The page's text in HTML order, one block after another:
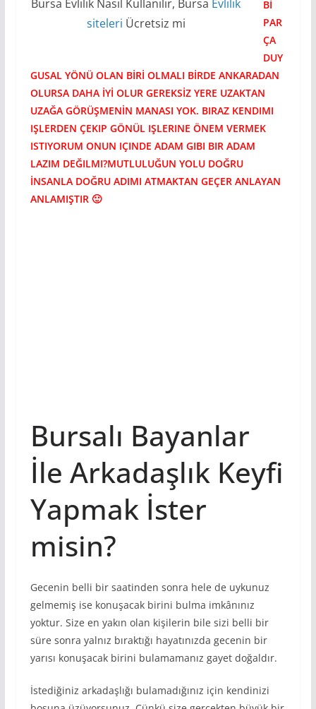
Bursa Evlilik Nasıl Kullanılır, Bursa Evlilik
siteleri Ücretsiz mi
Bİ
PAR
ÇA
DUY
GUSAL YÖNÜ OLAN BİRİ OLMALI BİRDE ANKARADAN
OLURSA DAHA İYİ OLUR GEREKSİZ YERE UZAKTAN
UZAĞA GÖRÜŞMENİN MANASI YOK. BIRAZ KENDIMI
IŞLERDEN ÇEKIP GÖNÜL IŞLERINE ÖNEM VERMEK
ISTIYORUM ONUN IÇINDE ADAM GIBI BIR ADAM
LAZIM DEĞILMI?MUTLULUĞUN YOLU DOĞRU
İNSANLA DOĞRU ADIMI ATMAKTAN GEÇER ANLAYAN
ANLAMIŞTIR 🙂
Bursalı Bayanlar
İle Arkadaşlık Keyfi
Yapmak İster
misin?
Gecenin belli bir saatinden sonra hele de uykunuz
gelmemiş ise konuşacak birini bulma imkânınız
yoktur. Size en yakın olan kişilerin bile sizi belli bir
süre sonra yalnız bıraktığı hayatınızda gecenin bir
yarısı konuşacak birini bulamamanız gayet doğaldır.
İstediğiniz arkadaşlığı bulamadığınız için kendinizi